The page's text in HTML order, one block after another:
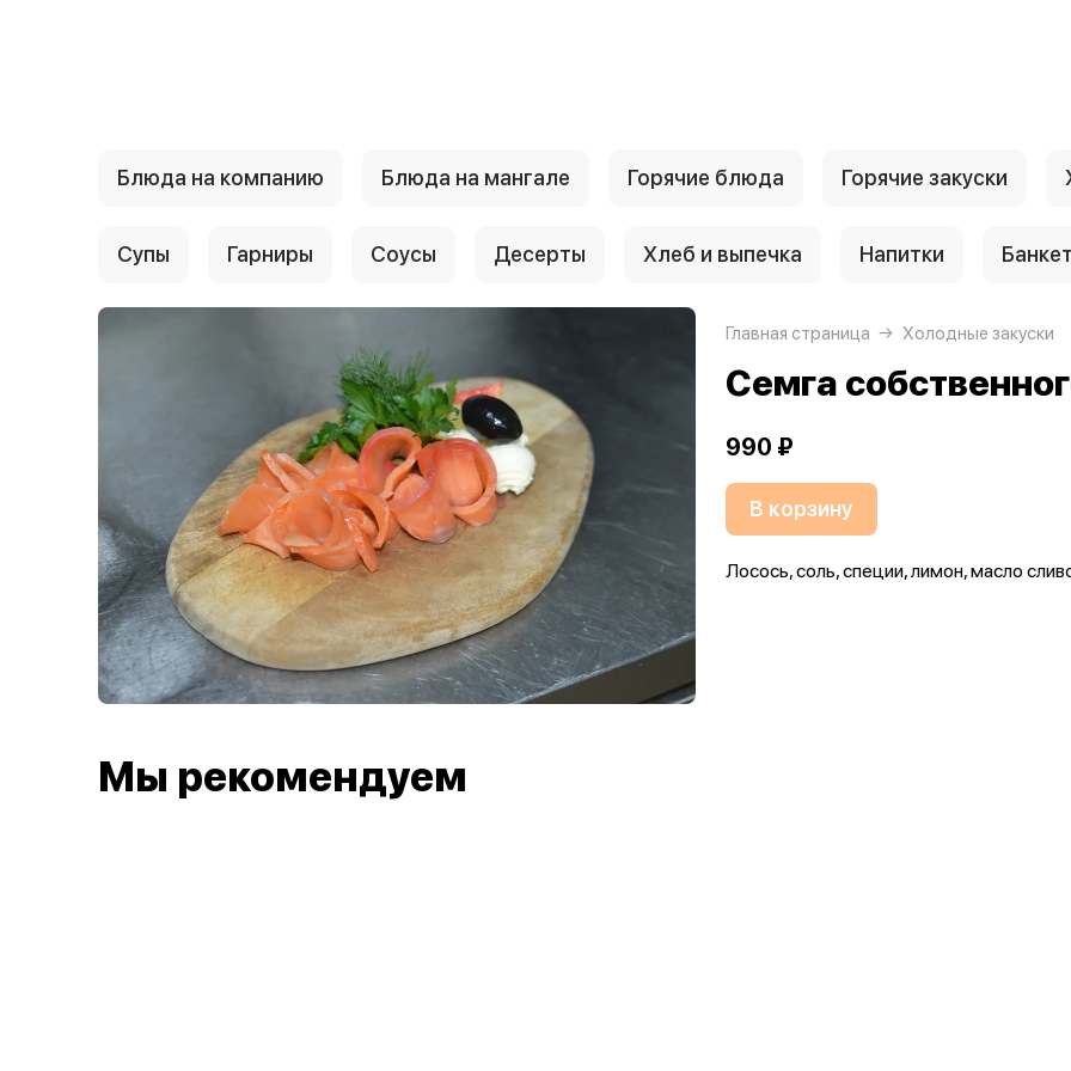
Блюда на компанию Блюда на мангале Горячие блюда Горячие закуски
Супы Гарниры Соусы Десерты Хлеб и выпечка Напитки
Главная страница Холодные закуски
Семга
990 ₽
В корзину
Лосось, соль, специи, лимон, масло
Мы рекомендуем